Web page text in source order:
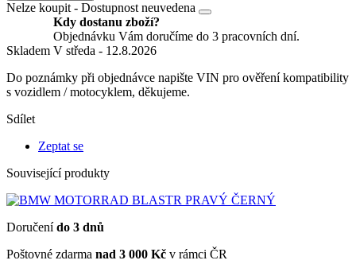
Nelze koupit - Dostupnost neuvedena
Skladem
Kdy dostanu zboží?
Objednávku Vám doručíme do 3 pracovních dní.
V středa - 12.8.2026
Do poznámky při objednávce napište VIN pro ověření kompatibility
s vozidlem / motocyklem, děkujeme.
Sdílet
Zeptat se
Související produkty
Doručenído 3 dnů
Poštovné zdarma nad 3 000 Kč v rámci ČR